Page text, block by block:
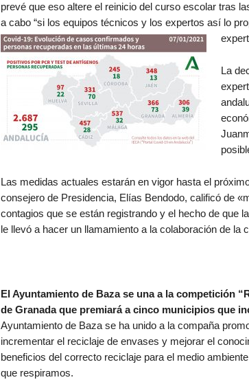
prevé que eso altere el reinicio del curso escolar tras
a cabo “si los equipos técnicos y los expertos así lo
La
Las medidas actuales estarán en vigor hasta el
consejero de Presidencia, Elías Bendodo, calificó de
contagios que se están registrando y el hecho de que
le llevó a hacer un llamamiento a la colaboración de la
El Ayuntamiento de Baza se una a la competición
de Granada que premiará a cinco municipios que
Ayuntamiento de Baza se ha unido a la compaña
incrementar el reciclaje de envases y mejorar el
beneficios del correcto reciclaje para el medio
que respiramos.